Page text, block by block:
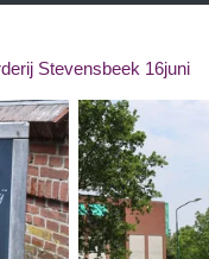
Stevensbeek 16juni